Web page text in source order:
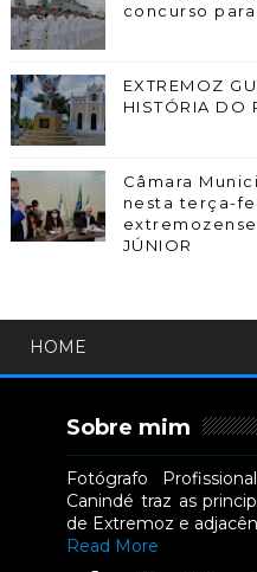
concurso
EXTREMOZ
HISTÓRIA DO
Câmara
nesta terça-
JÚNIOR
HOME
Sobre mim
Fotógrafo
Canindé traz as
de Extremoz e
Read More